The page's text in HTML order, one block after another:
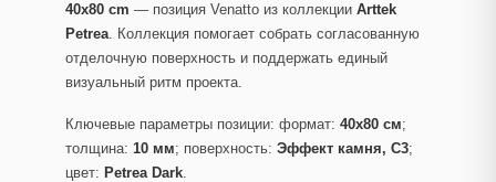
40x80 cm — позиция Venatto из коллекции Arttek
Petrea. Коллекция помогает собрать согласованную
отделочную поверхность и поддержать единый
визуальный ритм проекта.
Ключевые параметры позиции: формат: 40x80 см;
толщина: 10 мм; поверхность: Эффект камня, C3;
цвет: Petrea Dark.